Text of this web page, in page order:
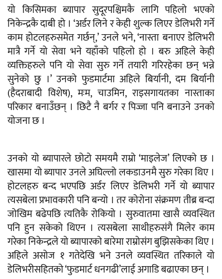
यो किसिमका ब्यापार सुदूरपश्चिमकै लागि पहिलो भएको
निकेन्द्रकै दाबी हो । ‘अर्डर लिने र केही शुल्क लिएर डेलिभरी गर्ने
काम होटलहरुसमेत गर्छन्,’ उनले भने, ‘नास्ता बनाएर डेलिभरी
मात्रै गर्ने यो सेवा भने यहाँको पहिलो हो । बरु अहिले केही
व्यक्तिहरुले पनि यो सेवा सुरु गर्ने तयारी गरिरहेका छन् भन्ने
सुनेको छु ।’ उनको फुडमार्टमा अहिले बिर्यानी, दम बिर्यानी
(हैदराबादी विशेष), मःम, चाउमिन, राइसगायतका नास्ताका
परिकार बनाउँछन् । छिटै नै बर्गर र पिज्जा पनि बनाउने उनको
योजना छ ।
उनको यो ब्यापारले छोटो समयमै राम्रो ‘माइलेज’ लिएको छ ।
खासमा यो ब्यापार उनले अघिल्लो लकडाउनमै सुरु गरेका थिए ।
होटलहरु बन्द भएपछि अर्डर लिएर डेलिभरी गर्ने यो ब्यापार
त्यसबेला प्रभावकारी पनि बन्यो । तर कोरोना संक्रमण तीब्र बन्दा
जोखिम बढेपछि त्यतिकै रोकियो । सुरुवातमा खासै व्यवस्थित
पनि हुन सकेको थिएन । त्यसबेला साथीहरुसंगै मिलेर काम
गरेका निकेन्द्रले यो ब्यापारको बारेमा राम्रोसंग बुझिसकेका थिए ।
अहिले असोज १ गतेदेखि भने उनले व्यवस्थित तरिकाले यो
डेलिभरीसहितको ‘फुडमार्ट धनगढी’लाई अगाडि बढाएका छन् ।